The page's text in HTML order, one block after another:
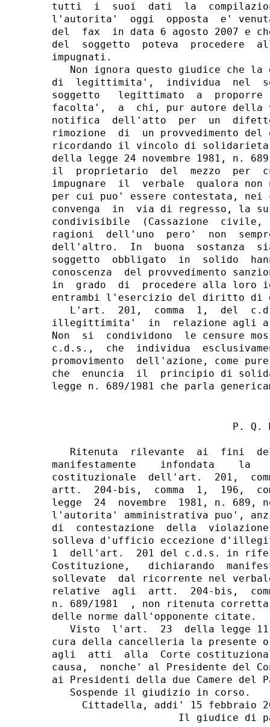
tutti  i  suoi  dati  la  compilazione
l'autorita'  oggi  opposta  e' venuta
del  fax  in data 6 agosto 2007 e
del  soggetto  poteva  procedere
impugnati.
Non ignora questo giudice che la
di  legittimita',  individua  nel
soggetto   legittimato  a
facolta',  a  chi, pur autore della
notifica  dell'atto  per  un
rimozione  di  un provvedimento
ricordando il vincolo di
della legge 24 novembre 1981, n.
il  proprietario  del  mezzo  per
impugnare  il  verbale  qualora
per cui puo' essere contestata,
convenga  in  via di regresso, la
condivisibile  (Cassazione  civile,
ragioni  dell'uno  pero'  non
dell'altro.  In  buona  sostanza
soggetto  obbligato  in  solido
conoscenza  del provvedimento
in  grado  di  procedere alla loro
entrambi l'esercizio del diritto di
L'art.  201,  comma  1,  del
illegittimita'  in  relazione agli
Non  si  condividono  le censure
c.d.s.,  che  individua
promovimento  dell'azione, come
che  enuncia  il  principio di
P. Q.
Ritenuta  rilevante  ai  fini
manifestamente    infondata
costituzionale  dell'art.  201,
artt.  204-bis,  comma  1,  196,
legge  24  novembre  1981, n.
l'autorita' amministrativa puo',
di  contestazione  della
solleva d'ufficio eccezione
1  dell'art.  201 del c.d.s. in
Costituzione,   dichiarando
sollevate  dal ricorrente nel
relative  agli  artt.  204-bis,
n. 689/1981  , non ritenuta
delle norme dall'opponente citate.
Visto  l'art.  23  della legge
cura della cancelleria la presente
agli  atti  alla  Corte
causa,  nonche' al Presidente del
ai Presidenti della due Camere del
   Sospende il giudizio in corso.
Cittadella, addi' 15 febbraio